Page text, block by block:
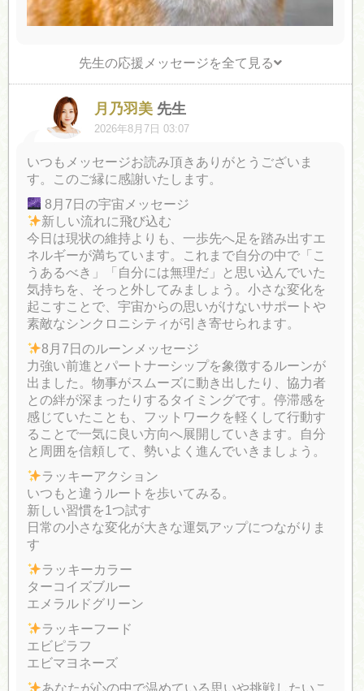
先生の応援メッセージを全て見る
月乃羽美 先生
2026年8月7日 03:07
いつもメッセージお読み頂きありがとうございま
す。このご縁に感謝いたします。
8月7日の宇宙メッセージ
新しい流れに飛び込む
今日は現状の維持よりも、一歩先へ足を踏み出すエ
ネルギーが満ちています。これまで自分の中で「こ
うあるべき」「自分には無理だ」と思い込んでいた
気持ちを、そっと外してみましょう。小さな変化を
起こすことで、宇宙からの思いがけないサポートや
素敵なシンクロニシティが引き寄せられます。
8月7日のルーンメッセージ
力強い前進とパートナーシップを象徴するルーンが
出ました。物事がスムーズに動き出したり、協力者
との絆が深まったりするタイミングです。停滞感を
感じていたことも、フットワークを軽くして行動す
ることで一気に良い方向へ展開していきます。自分
と周囲を信頼して、勢いよく進んでいきましょう。
ラッキーアクション
いつもと違うルートを歩いてみる。
新しい習慣を1つ試す
日常の小さな変化が大きな運気アップにつながりま
す
ラッキーカラー
ターコイズブルー
エメラルドグリーン
ラッキーフード
エビピラフ
エビマヨネーズ
あなたが心の中で温めている思いや挑戦したいこ